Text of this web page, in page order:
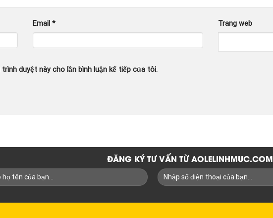
Email* Trang web
duyệt này cho lần bình luận kế tiếp của tôi.
ĐĂNG KÝ TƯ VẤN TỪ AOLELINHMUC.COM